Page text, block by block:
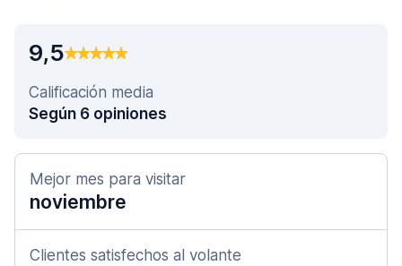
9,5
Calificación media
Según 6 opiniones
Mejor mes para visitar
noviembre
Clientes satisfechos al volante